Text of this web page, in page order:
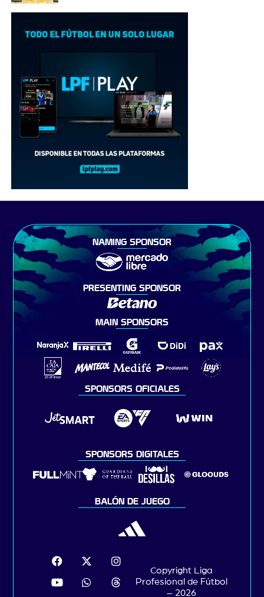
NAMING SPONSOR
PRESENTING SPONSOR
MAIN SPONSORS
SPONSORS OFICIALES
SPONSORS DIGITALES
BALÓN DE JUEGO
Copyright Liga
Profesional de Fútbol
– 2026